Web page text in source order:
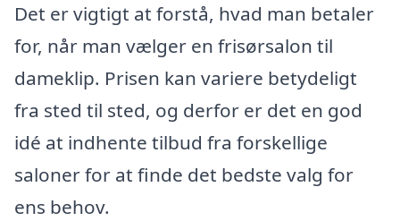
Det er vigtigt at forstå, hvad man betaler
for, når man vælger en frisørsalon til
dameklip. Prisen kan variere betydeligt
fra sted til sted, og derfor er det en god
idé at indhente tilbud fra forskellige
saloner for at finde det bedste valg for
ens behov.